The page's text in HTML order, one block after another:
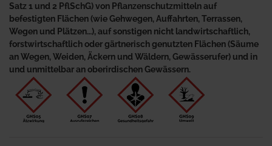
Satz 1 und 2 PflSchG) von Pflanzenschutzmitteln auf
befestigten Flächen (wie Gehwegen, Auffahrten, Terrassen,
Wegen und Plätzen…), auf sonstigen nicht landwirtschaftlich,
forstwirtschaftlich oder gärtnerisch genutzten Flächen (Säume
an Wegen, Weiden, Äckern und Wäldern, Gewässerufer) und in
und unmittelbar an oberirdischen Gewässern.